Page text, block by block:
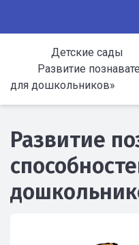
Детские сады
Развитие
для дошкольников»
Развитие